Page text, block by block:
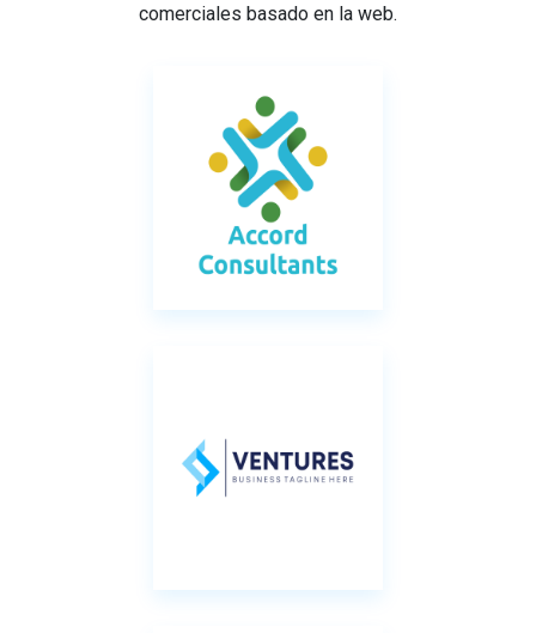
comerciales basado en la web.